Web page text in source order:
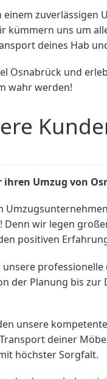
einem
kümmern uns um
deines Hab
Osnabrück und
wahr werden!
ihren Umzug von
Denn wir legen
positiven
der Planung bis
unsere
deiner
höchster Sorgfalt.